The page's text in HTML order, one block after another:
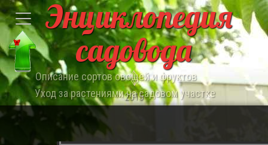
Энциклопедия
садовода
Описание сортов овощей и фруктов
Уход за растениями на садовом участке
2015